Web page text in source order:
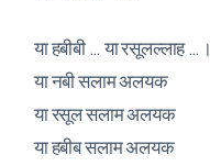
या हबीबी … या रसूलल्लाह …।
या नबी सलाम अलयक
या रसूल सलाम अलयक
या हबीब सलाम अलयक